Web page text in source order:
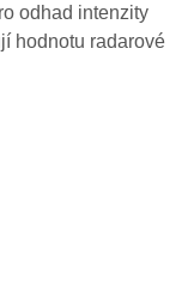
odhad intenzity
hodnotu radarové